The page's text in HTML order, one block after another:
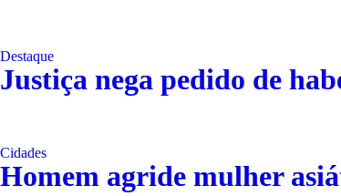
Destaque
Justiça nega pedido de
Cidades
Homem agride mulher